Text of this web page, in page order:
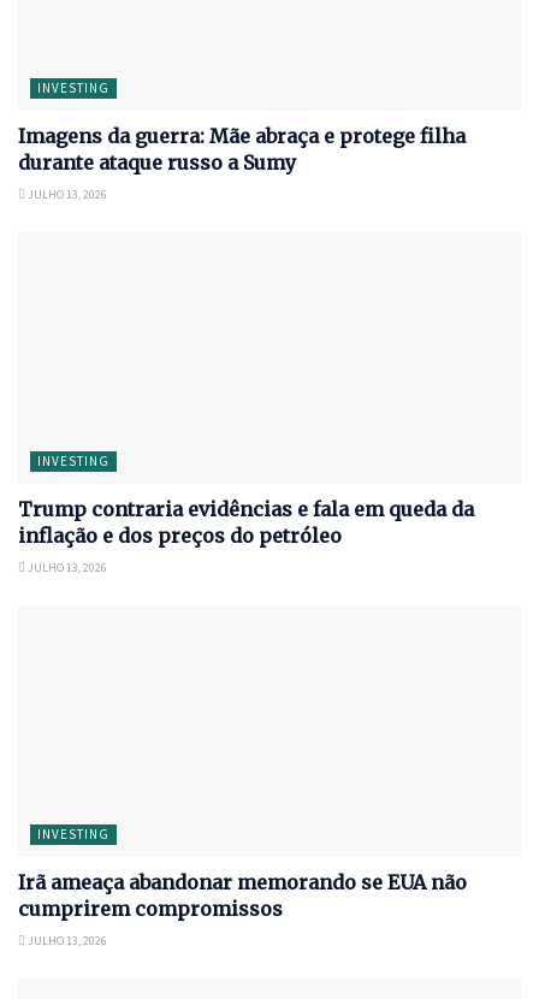
INVESTING
Imagens da guerra: Mãe abraça e protege filha
durante ataque russo a Sumy
JULHO 13, 2026
INVESTING
Trump contraria evidências e fala em queda da
inflação e dos preços do petróleo
JULHO 13, 2026
INVESTING
Irã ameaça abandonar memorando se EUA não
cumprirem compromissos
JULHO 13, 2026